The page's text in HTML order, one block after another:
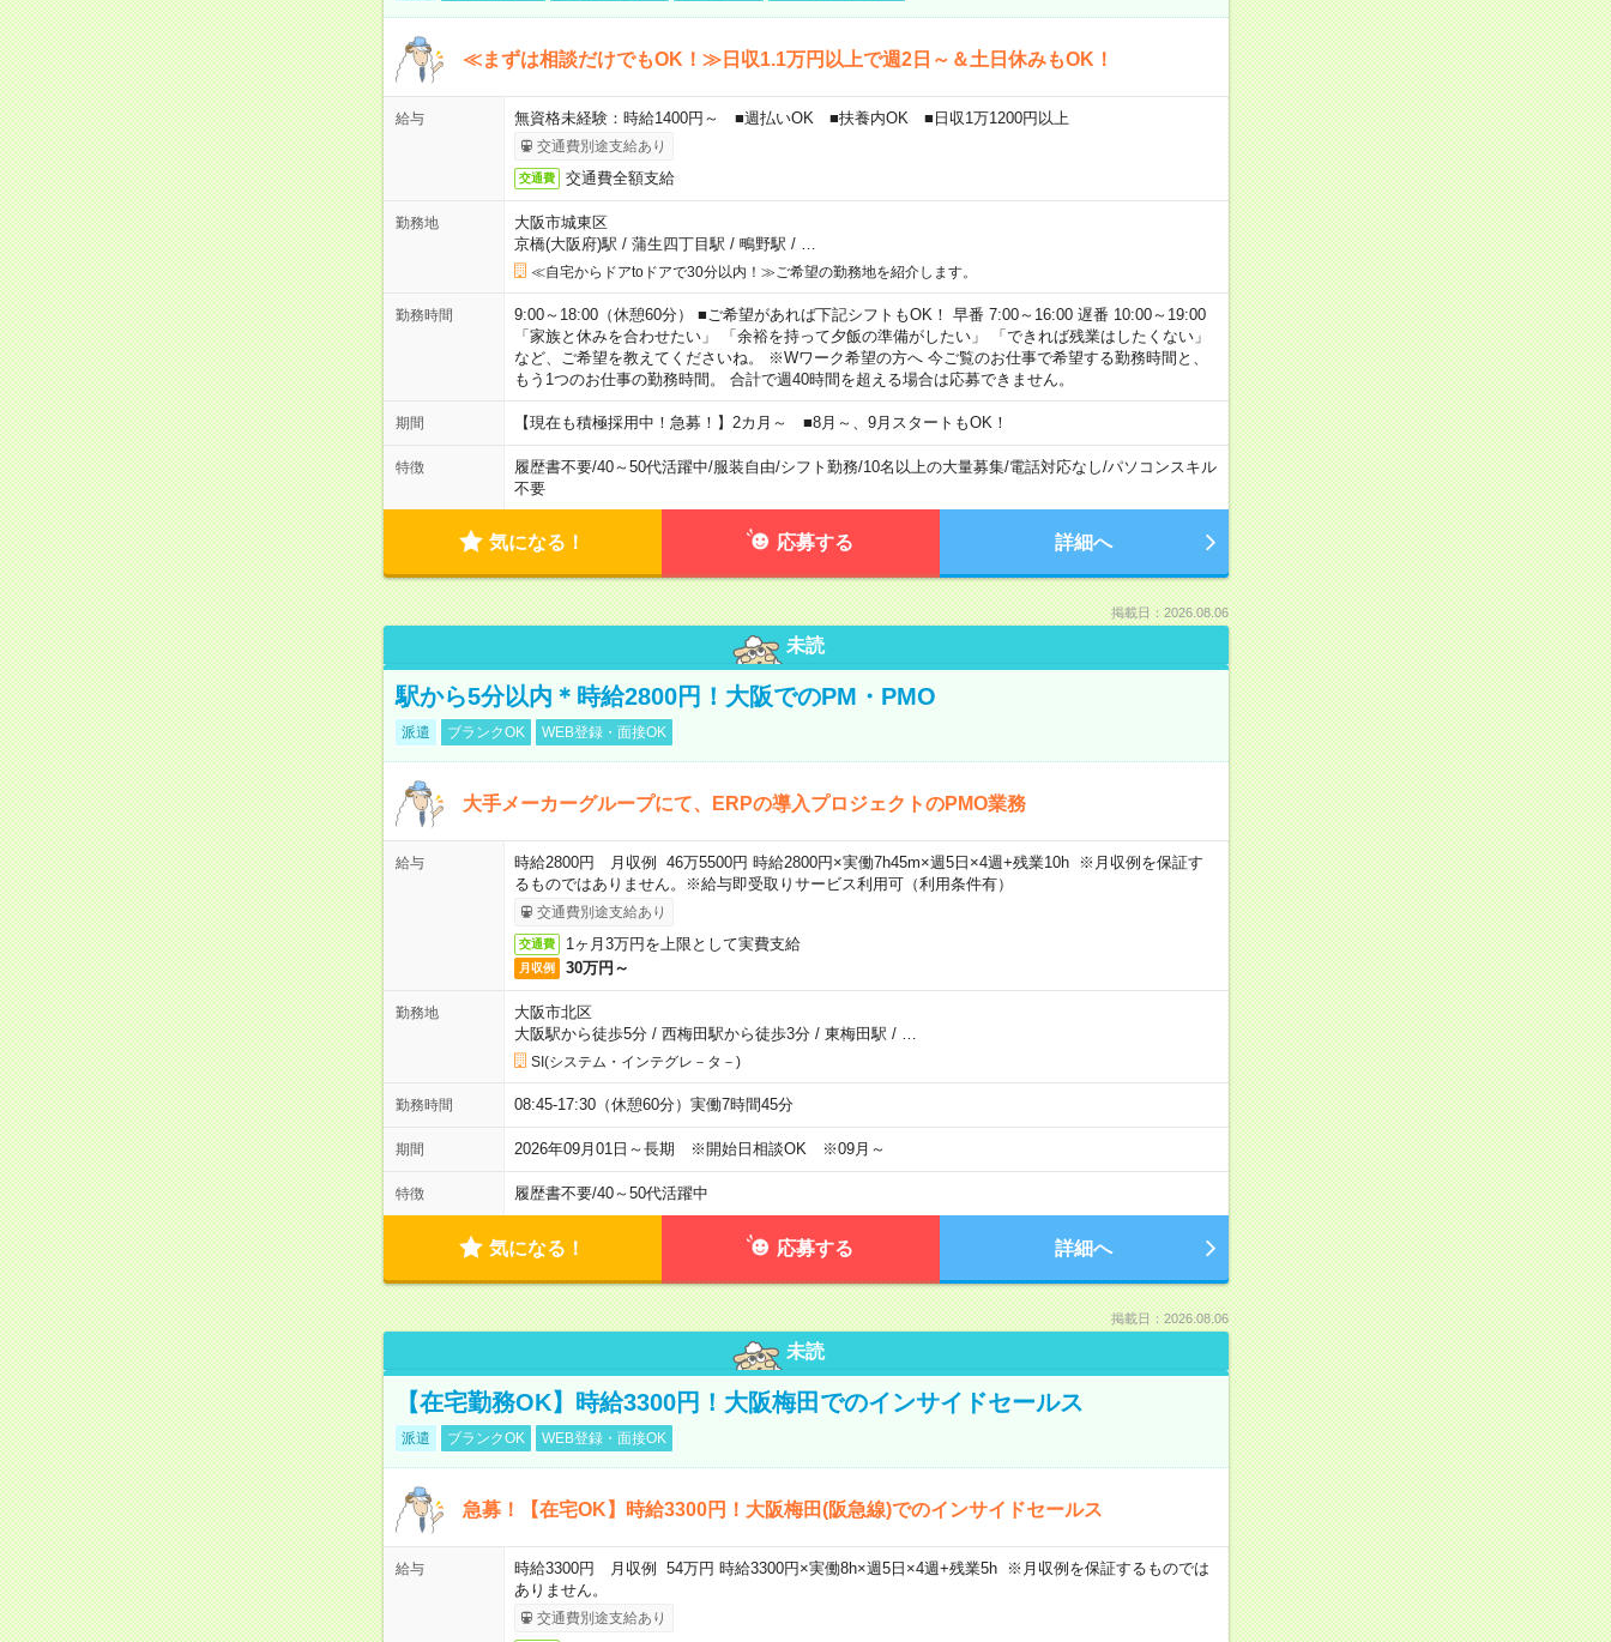
≪まずは相談だけでもOK！≫日収1.1万円以上で週2日～＆土日休みもOK！
給与 無資格未経験：時給1400円～ ■週払いOK ■扶養内OK ■日収1万1200円以上
交通費別途支給あり
交通費 交通費全額支給
勤務地
大阪市城東区
京橋(大阪府)駅 / 蒲生四丁目駅 / 鴫野駅 /
≪自宅からドアtoドアで30分以内！≫ご希望の勤務地を紹介します。
勤務時間
9:00～18:00（休憩60分） ■ご希望があれば下記シフトもOK！ 早番 7:00～16:00 遅番 10:00～19:00
「家族と休みを合わせたい」 「余裕を持って夕飯の準備がしたい」 「できれば残業はしたくない」
など、ご希望を教えてくださいね。 ※Wワーク希望の方へ 今ご覧のお仕事で希望する勤務時間と、
もう1つのお仕事の勤務時間。 合計で週40時間を超える場合は応募できません。
期間 【現在も積極採用中！急募！】2カ月～ ■8月～、9月スタートもOK！
特徴 履歴書不要/40～50代活躍中/服装自由/シフト勤務/10名以上の大量募集/電話対応なし/パソコンスキル
不要
気になる！ 応募する 詳細へ
掲載日：2026.08.06
未読
駅から5分以内＊時給2800円！大阪でのPM・PMO
派遣 ブランクOK WEB登録・面接OK
大手メーカーグループにて、ERPの導入プロジェクトのPMO業務
給与
時給2800円 月収例 46万5500円 時給2800円×実働7h45m×週5日×4週+残業10h ※月収例を保証す
るものではありません。※給与即受取りサービス利用可（利用条件有）
交通費別途支給あり
交通費 1ヶ月3万円を上限として実費支給
月収例 30万円～
勤務地
大阪市北区
大阪駅から徒歩5分/ 西梅田駅から徒歩3分/ 東梅田駅 /
SI(システム・インテグレ－タ－)
勤務時間 08:45-17:30（休憩60分）実働7時間45分
期間 2026年09月01日～長期 ※開始日相談OK ※09月～
特徴 履歴書不要/40～50代活躍中
気になる！ 応募する 詳細へ
掲載日：2026.08.06
未読
【在宅勤務OK】時給3300円！大阪梅田でのインサイドセールス
派遣 ブランクOK WEB登録・面接OK
急募！【在宅OK】時給3300円！大阪梅田(阪急線)でのインサイドセールス
給与
時給3300円 月収例 54万円 時給3300円×実働8h×週5日×4週+残業5h ※月収例を保証するものでは
ありません。
交通費別途支給あり